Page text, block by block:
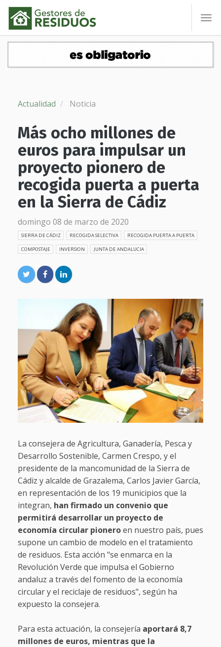
Actualidad Noticia
Más ocho millones de
euros para impulsar un
proyecto pionero de
recogida puerta a puerta
en la Sierra de Cádiz
domingo 08 de marzo de 2020
SIERRA DE CÁDIZ RECOGIDA SELECTIVA RECOGIDA PUERTA A PUERTA
COMPOSTAJE INVERSION JUNTA DE ANDALUCIA
La consejera de Agricultura, Ganadería, Pesca y
Desarrollo Sostenible, Carmen Crespo, y el
presidente de la mancomunidad de la Sierra de
Cádiz y alcalde de Grazalema, Carlos Javier García,
en representación de los 19 municipios que la
integran, han firmado un convenio que
permitirá desarrollar un proyecto de
economía circular pioneroen nuestro país, pues
supone un cambio de modelo en el tratamiento
de residuos. Esta acción "se enmarca en la
Revolución Verde que impulsa el Gobierno
andaluz a través del fomento de la economía
circular y el reciclaje de residuos", según ha
expuesto la consejera.
Para esta actuación, la consejería aportará 8,7
millones de euros, mientras que la